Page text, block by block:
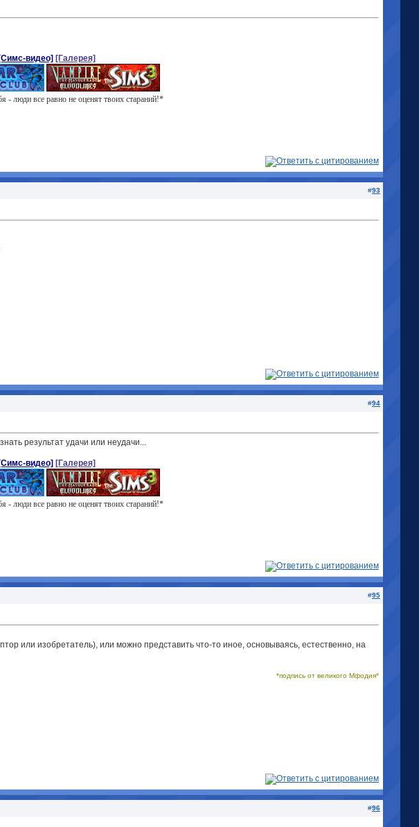
[Симс-видео] [Галерея]
- люди все равно не оценят твоих стараний!*
#93
#94
результат удачи или неудачи...
[Симс-видео] [Галерея]
- люди все равно не оценят твоих стараний!*
#95
или изобретатель), или можно представить что-то иное, основываясь, естественно, на
*подпись от великого Мфодия*
#96